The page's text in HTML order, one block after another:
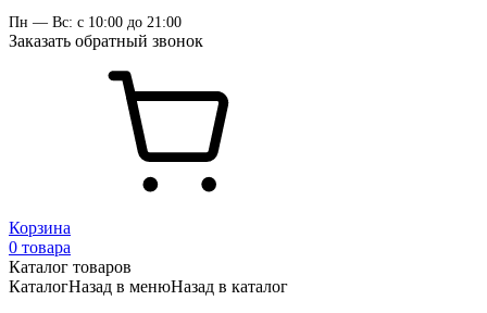
Пн — Вс: с 10:00 до 21:00
Заказать обратный звонок
Корзина
0 товара
Каталог товаров
КаталогНазад в менюНазад в каталог